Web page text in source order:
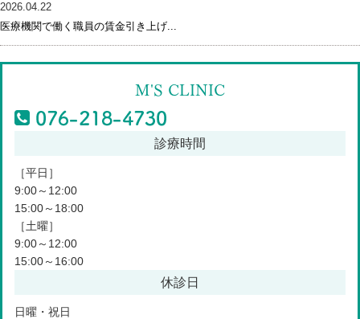
TEL:
2026.04.22
医療機関で働く職員の賃金引き上げ...
M'S CLINIC
診療時間
［平日］
9:00～12:00
15:00～18:00
［土曜］
9:00～12:00
15:00～16:00
休診日
日曜・祝日